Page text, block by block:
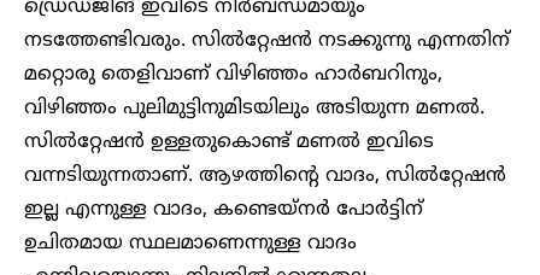
ഡ്രെഡ്ജിങ് ഇവിടെ നിർബന്ധമായും
നടത്തേണ്ടിവരും. സിൽറ്റേഷൻ നടക്കുന്നു എന്നതിന്
മറ്റൊരു തെളിവാണ് വിഴിഞ്ഞം ഹാർബറിനും,
വിഴിഞ്ഞം പുലിമുട്ടിനുമിടയിലും അടിയുന്ന മണൽ.
സിൽറ്റേഷൻ ഉള്ളതുകൊണ്ട് മണൽ ഇവിടെ
വന്നടിയുന്നതാണ്. ആഴത്തിന്റെ വാദം, സിൽറ്റേഷൻ
ഇല്ല എന്നുള്ള വാദം, കണ്ടെയ്‌നർ പോർട്ടിന്
ഉചിതമായ സ്ഥലമാണെന്നുള്ള വാദം